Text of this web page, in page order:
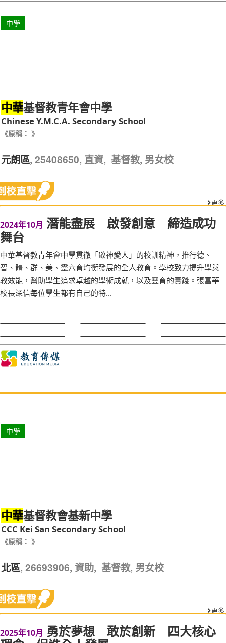
中學
中華基督教青年會中學
Chinese Y.M.C.A. Secondary School
《原稱： 》
元朗區, 25408650, 直資, 基督教, 男女校
更多
2024年10月 潛能盡展 啟發創意 締造成功
舞台
中華基督教青年會中學貫徹「敬神愛人」的校訓精神，推行德、
智、體、群、美、靈六育均衡發展的全人教育。學校致力提升學與
教效能，幫助學生追求卓越的學術成就，以及靈育的實踐。張富華
校長深信每位學生都有自己的特...
中學
中華基督教會基新中學
CCC Kei San Secondary School
《原稱： 》
北區, 26693906, 資助, 基督教, 男女校
更多
2025年10月 勇於夢想 敢於創新 四大核心